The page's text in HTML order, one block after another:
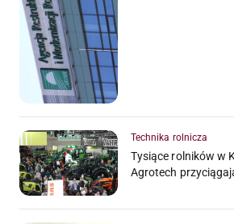
Technika rolnicza
Tysiące rolników w
Agrotech